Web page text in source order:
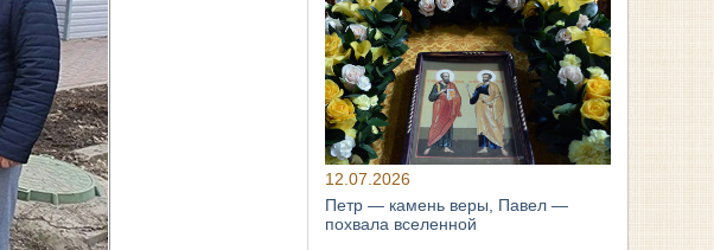
12.07.2026
Петр — камень веры, Павел —
похвала вселенной